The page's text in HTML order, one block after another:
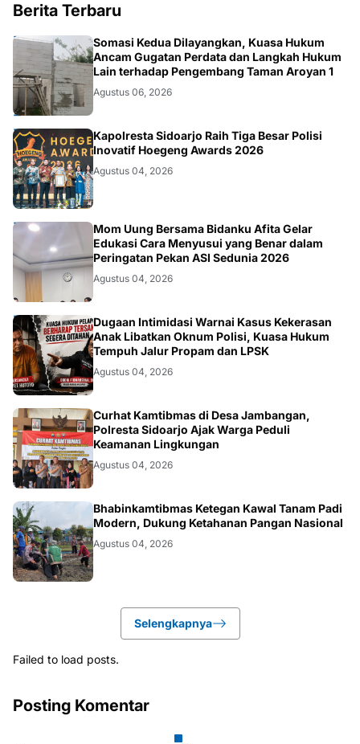
Berita Terbaru
HUKUM.DAERAH
Somasi Kedua Dilayangkan, Kuasa Hukum
Ancam Gugatan Perdata dan Langkah Hukum
Lain terhadap Pengembang Taman Aroyan 1
Agustus 06, 2026
POLRI
Kapolresta Sidoarjo Raih Tiga Besar Polisi
Inovatif Hoegeng Awards 2026
Agustus 04, 2026
KESEHATAN
Mom Uung Bersama Bidanku Afita Gelar
Edukasi Cara Menyusui yang Benar dalam
Peringatan Pekan ASI Sedunia 2026
Agustus 04, 2026
HUKUM
Dugaan Intimidasi Warnai Kasus Kekerasan
Anak Libatkan Oknum Polisi, Kuasa Hukum
Tempuh Jalur Propam dan LPSK
Agustus 04, 2026
POLRI.SOSIAL
Curhat Kamtibmas di Desa Jambangan,
Polresta Sidoarjo Ajak Warga Peduli
Keamanan Lingkungan
Agustus 04, 2026
POLRI.SOSIAL
Bhabinkamtibmas Ketegan Kawal Tanam Padi
Modern, Dukung Ketahanan Pangan Nasional
Agustus 04, 2026
Selengkapnya
Failed to load posts.
Posting Komentar